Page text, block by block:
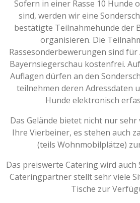
Sofern in einer Rasse 10 Hunde
sind, werden wir eine
bestätigte Teilnahmehunde der
organisieren. Die
Rassesonderbewerungen sind für
Bayernsiegerschau kostenfrei.
Auflagen dürfen an den
teilnehmen deren Adressdaten
Hunde elektronisch
Das Gelände bietet nicht nur sehr
Ihre Vierbeiner, es stehen auch
(teils Wohnmobilplätze)
Das preiswerte Catering wird auch
Cateringpartner stellt sehr viele
Tische zur